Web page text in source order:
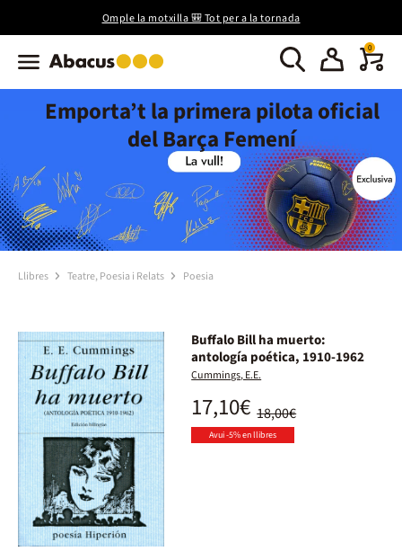
Omple la motxilla 🎒 Tot per a la tornada
0
Emporta’t la primera pilota oficial
del Barça Femení
Llibres Teatre, Poesia i Relats Poesia
Buffalo Bill ha muerto:
antología poética, 1910-1962
Cummings, E.E.
18,00€
17,10€
Avui -5% en llibres